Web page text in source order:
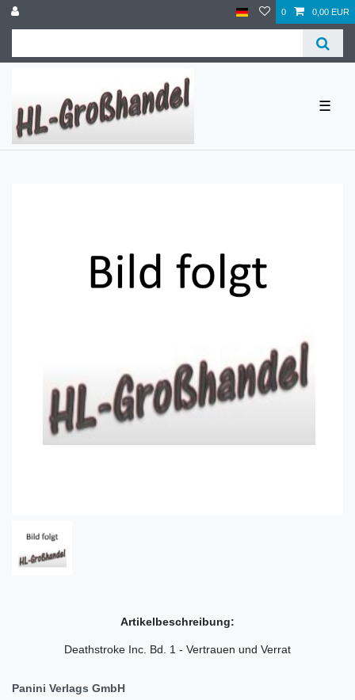
0 0,00 EUR
☰
Artikelbeschreibung:
Deathstroke Inc. Bd. 1 - Vertrauen und Verrat
Panini Verlags GmbH